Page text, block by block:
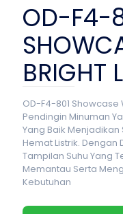
OD-F4-
BRIGHT
OD-F4-801 Showcase
Pendingin Minuman
Yang Baik
Hemat Listrik.
Tampilan Suhu Yang
Memantau Serta
Kebutuhan